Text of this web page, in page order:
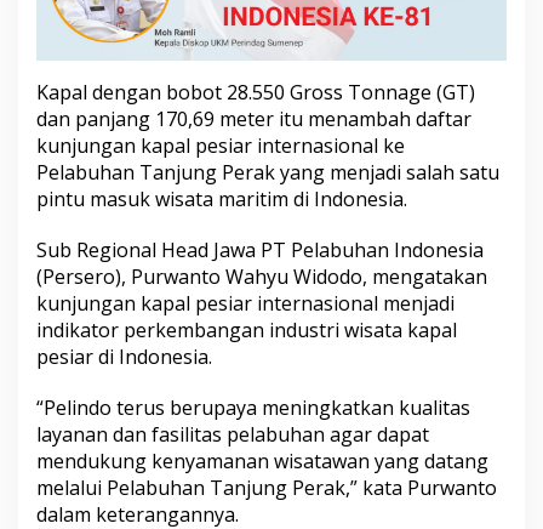
i
T
n
j
u
n
g
P
r
a
k
Kapal dengan bobot 28.550 Gross Tonnage (GT)
dan panjang 170,69 meter itu menambah daftar
kunjungan kapal pesiar internasional ke
Pelabuhan Tanjung Perak yang menjadi salah satu
pintu masuk wisata maritim di Indonesia.
Sub Regional Head Jawa PT Pelabuhan Indonesia
(Persero), Purwanto Wahyu Widodo, mengatakan
kunjungan kapal pesiar internasional menjadi
indikator perkembangan industri wisata kapal
pesiar di Indonesia.
“Pelindo terus berupaya meningkatkan kualitas
layanan dan fasilitas pelabuhan agar dapat
mendukung kenyamanan wisatawan yang datang
melalui Pelabuhan Tanjung Perak,” kata Purwanto
dalam keterangannya.